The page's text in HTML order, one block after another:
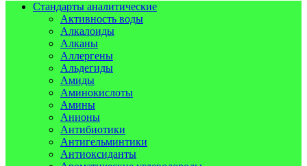
Стандарты аналитические
Активность воды
Алкалоиды
Алканы
Аллергены
Альдегиды
Амиды
Аминокислоты
Амины
Анионы
Антибиотики
Антигельминтики
Антиоксиданты